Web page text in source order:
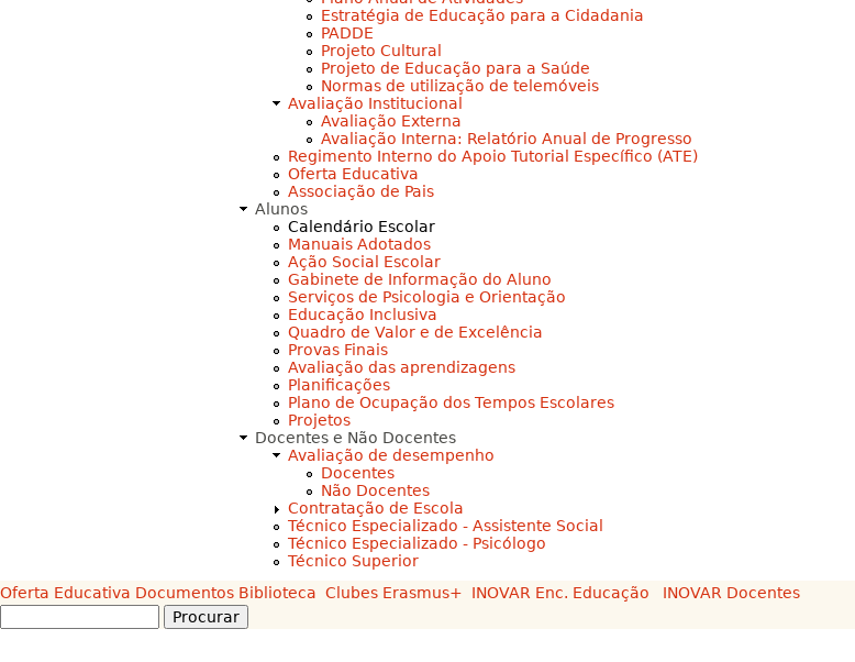
Estratégia de Educação para a Cidadania
PADDE
Projeto Cultural
Projeto de Educação para a Saúde
Normas de utilização de telemóveis
Avaliação Institucional
Avaliação Externa
Avaliação Interna: Relatório Anual de Progresso
Regimento Interno do Apoio Tutorial Específico (ATE)
Oferta Educativa
Associação de Pais
Alunos
Calendário Escolar
Manuais Adotados
Ação Social Escolar
Gabinete de Informação do Aluno
Serviços de Psicologia e Orientação
Educação Inclusiva
Quadro de Valor e de Excelência
Provas Finais
Avaliação das aprendizagens
Planificações
Plano de Ocupação dos Tempos Escolares
Projetos
Docentes e Não Docentes
Avaliação de desempenho
Docentes
Não Docentes
Contratação de Escola
Técnico Especializado - Assistente Social
Técnico Especializado - Psicólogo
Técnico Superior
Oferta Educativa Documentos Biblioteca Clubes Erasmus+ INOVAR Enc. Educação INOVAR Docentes
Formulário